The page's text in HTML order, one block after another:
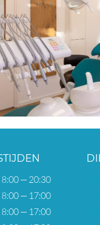
8:00 — 20:30
8:00 — 17:00
8:00 — 17:00